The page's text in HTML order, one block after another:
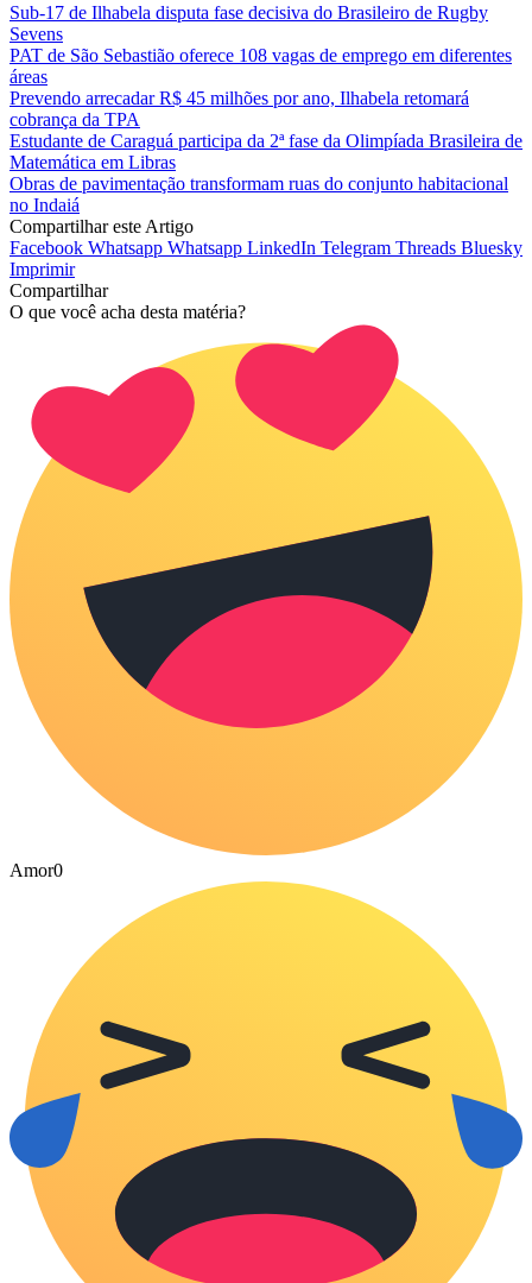
Sub-17 de Ilhabela disputa fase decisiva do Brasileiro de Rugby
Sevens
PAT de São Sebastião oferece 108 vagas de emprego em diferentes
áreas
Prevendo arrecadar R$ 45 milhões por ano, Ilhabela retomará
cobrança da TPA
Estudante de Caraguá participa da 2ª fase da Olimpíada Brasileira de
Matemática em Libras
Obras de pavimentação transformam ruas do conjunto habitacional
no Indaiá
Compartilhar este Artigo
Facebook Whatsapp Whatsapp LinkedIn Telegram Threads Bluesky
Imprimir
Compartilhar
O que você acha desta matéria?
Amor0